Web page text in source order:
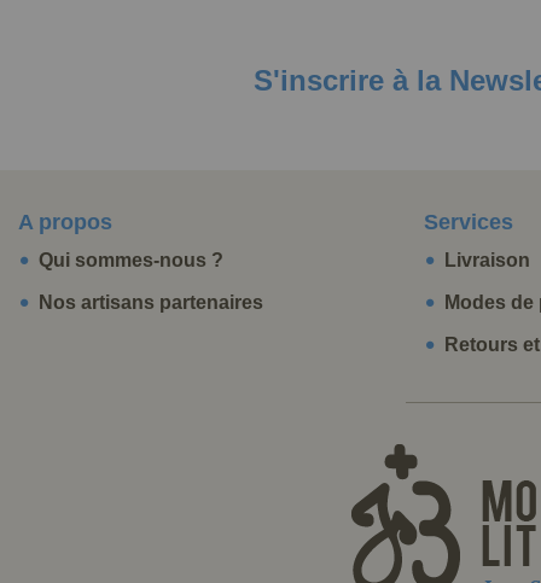
S'inscrire à la
A propos
Qui sommes-nous ?
Nos artisans partenaires
Services
Livraison
Modes de
Retours